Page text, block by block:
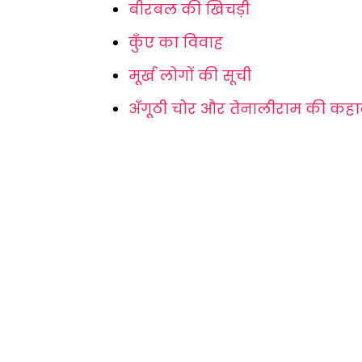
बीरबल की खिचड़ी
कुँए का विवाह
मूर्ख लोगों की सूची
अँगूठी चोर और तेनालीराम की